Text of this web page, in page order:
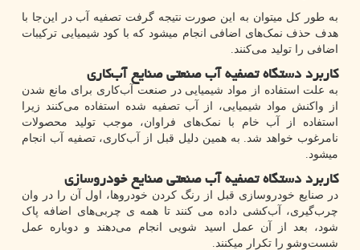
به طور کل میتوان به این صورت نتیجه گرفت تصفیه آب در این‌جا با
هدف حذف نمک‌های اضافی انجام میشود که با کود شیمیایی ترکیبات
اضافی را تولید می‌کنند.
کاربرد دستگاه تصفیه آب صنعتی صنایع آب‌کاری
به علت استفاده از مواد شیمیایی در صنعت آب‌کاری برای مانع شدن
از واکنش مواد شیمیایی، از آب تصفیه شده استفاده می‌کنند زیرا
استفاده از آب خام با نمک‌های فراوان، موجب تولید محصولات
نامرغوب خواهد شد. به همین دلیل قبل از آب‌کاری، تصفیه آب انجام
میشود.
کاربرد دستگاه تصفیه آب صنعتی صنایع خودروسازی
در صنایع خودروسازی قبل از رنگ کردن خودروها، اول آن را در وان
چرب‌گیری، آب‌کشی داده می کنند تا همه ی چربی‌های اضافه پاک
شود، بعد از آن عمل اسید شویی انجام می‌دهند و دوباره عمل
شست‌و‌شو را تکرار میکنند.